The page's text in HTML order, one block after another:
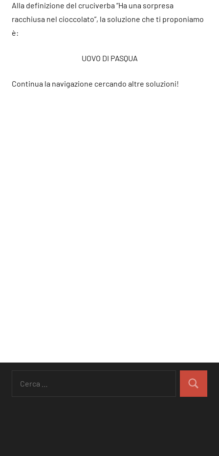
Alla definizione del cruciverba “Ha una sorpresa
racchiusa nel cioccolato”, la soluzione che ti proponiamo
è:
UOVO DI PASQUA
Continua la navigazione cercando altre soluzioni!